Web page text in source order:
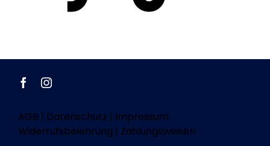
AGB | Datenschutz | Impressum
Widerrufsbelehrung | Zahlungsweisen